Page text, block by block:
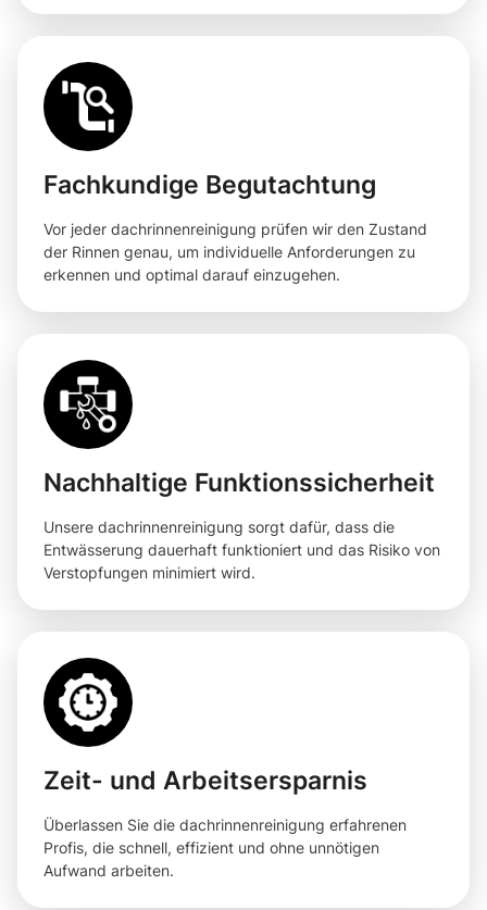
Fachkundige Begutachtung
Vor jeder dachrinnenreinigung prüfen wir den Zustand
der Rinnen genau, um individuelle Anforderungen zu
erkennen und optimal darauf einzugehen.
Nachhaltige Funktionssicherheit
Unsere dachrinnenreinigung sorgt dafür, dass die
Entwässerung dauerhaft funktioniert und das Risiko von
Verstopfungen minimiert wird.
Zeit- und Arbeitsersparnis
Überlassen Sie die dachrinnenreinigung erfahrenen
Profis, die schnell, effizient und ohne unnötigen
Aufwand arbeiten.